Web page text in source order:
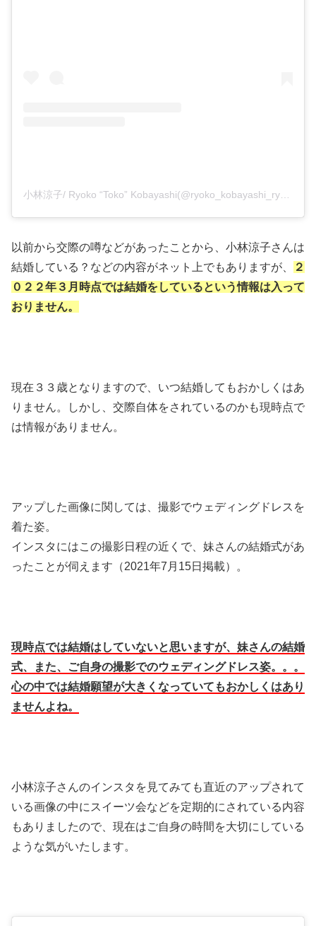
小林涼子/ Ryoko “Toko” Kobayashi(@ryoko_kobayashi_ryoko)がシェアした投稿
以前から交際の噂などがあったことから、小林涼子さんは
結婚している？などの内容がネット上でもありますが、
２
０２２年３月時点では結婚をしているという情報は入って
おりません。
現在３３歳となりますので、いつ結婚してもおかしくはあ
りません。しかし、交際自体をされているのかも現時点で
は情報がありません。
アップした画像に関しては、撮影でウェディングドレスを
着た姿。
インスタにはこの撮影日程の近くで、妹さんの結婚式があ
ったことが伺えます（2021年7月15日掲載）。
現時点では結婚はしていないと思いますが、妹さんの結婚
式、また、ご自身の撮影でのウェディングドレス姿。。。
心の中では結婚願望が大きくなっていてもおかしくはあり
ませんよね。
小林涼子さんのインスタを見てみても直近のアップされて
いる画像の中にスイーツ会などを定期的にされている内容
もありましたので、現在はご自身の時間を大切にしている
ような気がいたします。